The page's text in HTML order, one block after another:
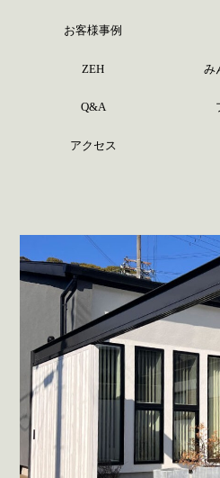
お客様事例
ZEH
Q&A
アクセス
み